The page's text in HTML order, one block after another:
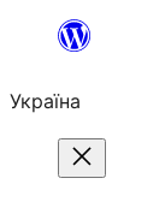
Перейти
вмісту
Україна